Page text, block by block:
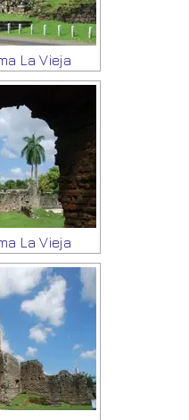
La Vieja
La Vieja